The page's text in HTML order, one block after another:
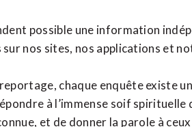
possible une information
nos sites, nos applications et
chaque enquête existe
à l’immense soif
et de donner la parole à